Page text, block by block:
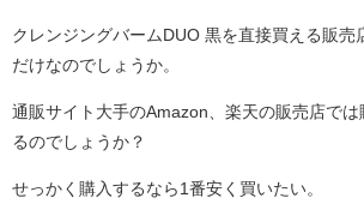
クレンジングバームDUO 黒を直接買える販売
だけなのでしょうか。
通販サイト大手のAmazon、楽天の販売店で
るのでしょうか？
せっかく購入するなら1番安く買いたい。